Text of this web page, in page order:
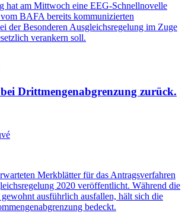
hat am Mittwoch eine EEG-Schnellnovelle
BAFA bereits kommunizierten
der Besonderen Ausgleichsregelung im Zuge
verankern soll.
Drittmengenabgrenzung zurück.
Merkblätter für das Antragsverfahren
2020 veröffentlicht. Während die
ausführlich ausfallen, hält sich die
bedeckt.